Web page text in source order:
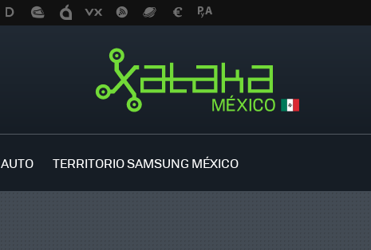
AUTO TERRITORIO SAMSUNG MÉXICO